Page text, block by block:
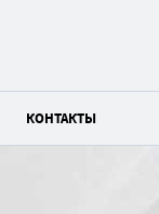
КОНТАКТЫ